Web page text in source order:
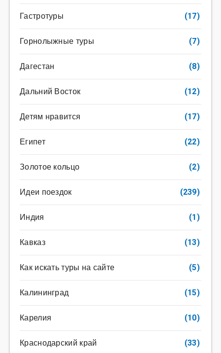
Гастротуры (17)
Горнолыжные туры (7)
Дагестан (8)
Дальний Восток (12)
Детям нравится (17)
Египет (22)
Золотое кольцо (2)
Идеи поездок (239)
Индия (1)
Кавказ (13)
Как искать туры на сайте (5)
Калининград (15)
Карелия (10)
Краснодарский край (33)